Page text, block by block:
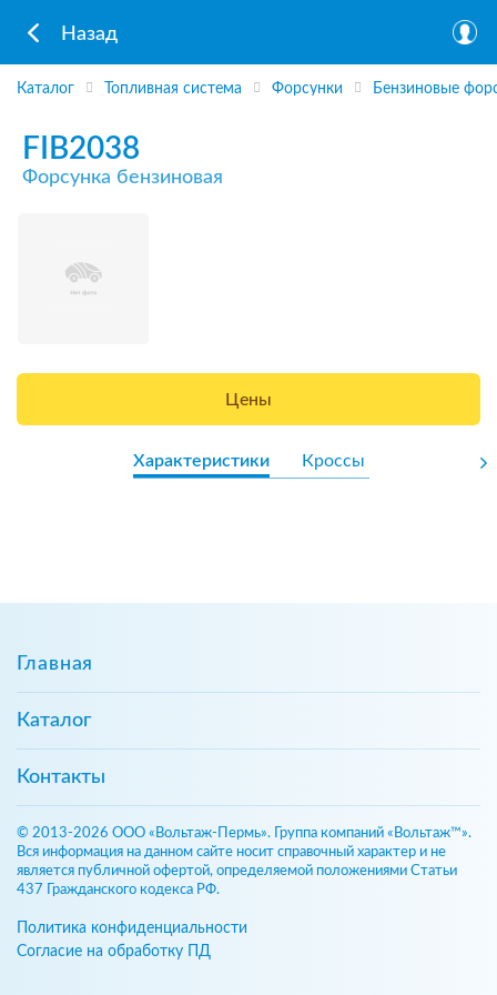
Назад
Каталог Топливная система Форсунки Бензиновые
FIB2038
Форсунка бензиновая
Цены
Характеристики Кроссы
Главная
Каталог
Контакты
© 2013-2026 ООО «Вольтаж-Пермь». Группа компаний «Вольтаж™».
Вся информация на данном сайте носит справочный характер и не
является публичной офертой, определяемой положениями Статьи
437 Гражданского кодекса РФ.
Политика конфиденциальности
Согласие на обработку ПД